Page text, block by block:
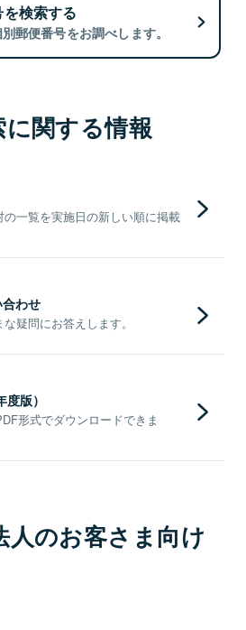
検索する
郵便番号をお調べします。
関する情報
一覧を実施日の新しい順に掲載
わせ
疑問にお答えします。
版）
形式でダウンロードできま
人のお客さま向け